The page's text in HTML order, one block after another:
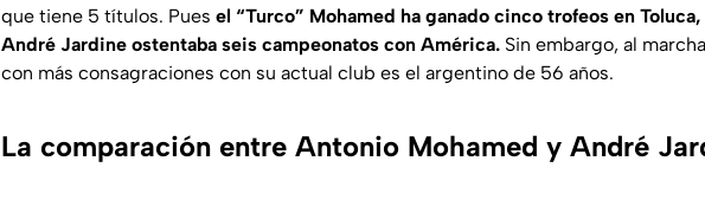
que tiene 5 títulos. Pues el “Turco” Mohamed ha ganado cinco trofeos en
André Jardine ostentaba seis campeonatos con América. Sin embargo, al
con más consagraciones con su actual club es el argentino de 56 años.
La comparación entre Antonio Mohamed y André